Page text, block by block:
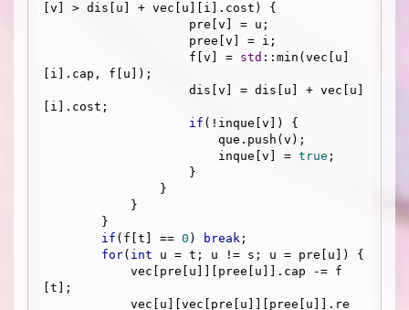
[v] > dis[u] + vec[u][i].cost) {
                    f[v] =
std ::min(vec[u]
[i].cap, f[u]);
[i].cost;
if (!inque[v]) {
                        inque[v] =
true ;
if (f[t] == 0 ) break ;
for( int u = t; u != s; u = pre[u]) {
[t];